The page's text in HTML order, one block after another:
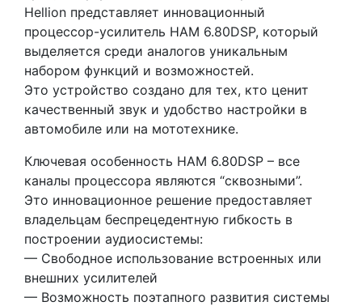
Hellion представляет инновационный
процессор-усилитель HAM 6.80DSP, который
выделяется среди аналогов уникальным
набором функций и возможностей.
Это устройство создано для тех, кто ценит
качественный звук и удобство настройки в
автомобиле или на мототехнике.
Ключевая особенность HAM 6.80DSP – все
каналы процессора являются “сквозными”.
Это инновационное решение предоставляет
владельцам беспрецедентную гибкость в
построении аудиосистемы:
— Свободное использование встроенных или
внешних усилителей
— Возможность поэтапного развития системы